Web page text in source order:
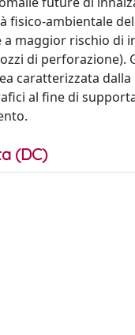
ambientale
maggior rischio di
di perforazione).
caratterizzata
al fine di
(DC)